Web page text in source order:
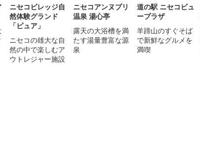
ニセコビレッジ自
然体験グランド
「ピュア」
ニセコの雄大な自
然の中で楽しむア
ウトレジャー施設
ニセコアンヌプリ
温泉 湯心亭
露天の大浴槽を満
たす湯量豊富な源
泉
道の駅 ニセコビュ
ープラザ
羊蹄山のすぐそば
で新鮮なグルメを
満喫